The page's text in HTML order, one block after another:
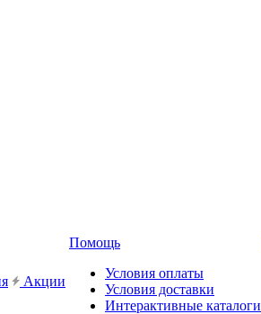
Акции
Помощь
Условия оплаты
Условия доставки
Интерактивные каталоги